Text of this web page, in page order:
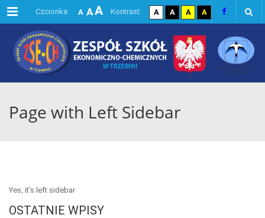
MenuCzcionka: Adomyślna czcionka
A
większa czcionka
A
największa czcionka
Kontrast: Akontrast domyślny
Akontrast biały tekst na
Akontrast czarny
Akontrast żółty
Page with Left Sidebar
Yes, it’s left sidebar
OSTATNIE WPISY